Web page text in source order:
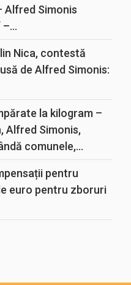
Alfred Simonis
Nica, contestă
de Alfred Simonis:
la kilogram –
Alfred Simonis,
comunele,...
pentru
euro pentru zboruri